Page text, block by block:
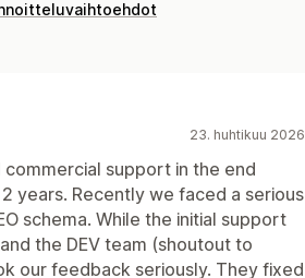
23. huhtikuu 2026
support in the end
years. Recently we faced a serious
schema. While the initial support
the DEV team (shoutout to
our feedback seriously. They fixed